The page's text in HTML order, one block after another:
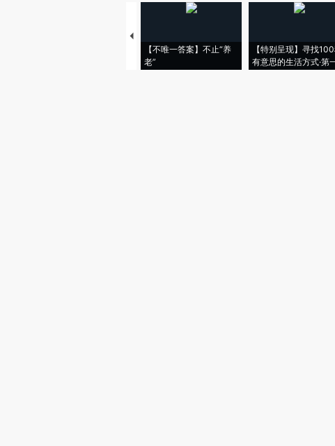
【不唯一答案】不止“养
老”
【特别呈现】寻找
有意思的生活方式·第